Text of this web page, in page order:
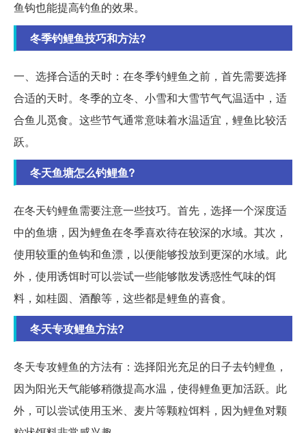
鱼钩也能提高钓鱼的效果。
冬季钓鲤鱼技巧和方法?
一、选择合适的天时：在冬季钓鲤鱼之前，首先需要选择
合适的天时。冬季的立冬、小雪和大雪节气气温适中，适
合鱼儿觅食。这些节气通常意味着水温适宜，鲤鱼比较活
跃。
冬天鱼塘怎么钓鲤鱼?
在冬天钓鲤鱼需要注意一些技巧。首先，选择一个深度适
中的鱼塘，因为鲤鱼在冬季喜欢待在较深的水域。其次，
使用较重的鱼钩和鱼漂，以便能够投放到更深的水域。此
外，使用诱饵时可以尝试一些能够散发诱惑性气味的饵
料，如桂圆、酒酿等，这些都是鲤鱼的喜食。
冬天专攻鲤鱼方法?
冬天专攻鲤鱼的方法有：选择阳光充足的日子去钓鲤鱼，
因为阳光天气能够稍微提高水温，使得鲤鱼更加活跃。此
外，可以尝试使用玉米、麦片等颗粒饵料，因为鲤鱼对颗